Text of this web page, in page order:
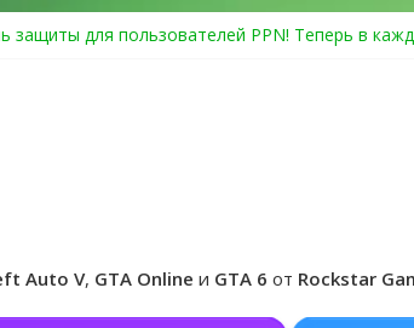
защиты для пользователей PPN! Теперь в
в GTA Online по программе Fine Art Collector
игры и Предзаказ Grand Theft Auto VI
Auto V, GTA Online и GTA 6 от Rockstar